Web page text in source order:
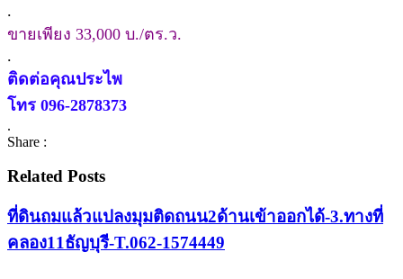
.
ขายเพียง 33,000 บ./ตร.ว.
.
ติดต่อคุณประไพ
โทร 096-2878373
.
Share :
Related Posts
ที่ดินถมแล้วแปลงมุมติดถนน2ด้านเข้าออกได้-3.ทางที่
คลอง11ธัญบุรี-T.062-1574449